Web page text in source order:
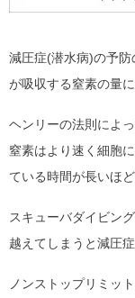
減圧症(潜水病)の予
が吸収する窒素の量
ヘンリーの法則によ
窒素はより速く細胞
ている時間が長いほ
スキューバダイビン
越えてしまうと減圧
ノンストップリミッ